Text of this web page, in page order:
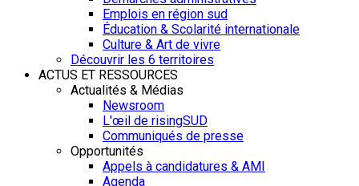
Emplois en région sud
Éducation & Scolarité internationale
Culture & Art de vivre
Découvrir les 6 territoires
ACTUS ET RESSOURCES
Actualités & Médias
Newsroom
L'œil de risingSUD
Communiqués de presse
Opportunités
Appels à candidatures & AMI
Agenda